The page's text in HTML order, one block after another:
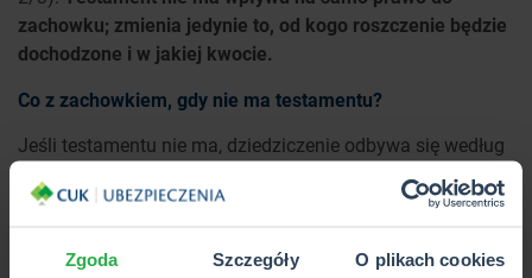
Zgoda Szczegóły O plikach cookies
zachowku; zmienia jedynie to, od kogo roszczenie będzie
dochodzone i w jakiej kwocie.
Co z zachowkiem, gdy nie ma testamentu?
Jeśli testamentu nie ma, dziedziczenie odbywa się według
ustawy, więc zachowek zazwyczaj nie jest potrzebny. Może
jednak przysługiwać wtedy, gdy za życia rodziców
spadkobierców i naruszyło to równowagę podziału